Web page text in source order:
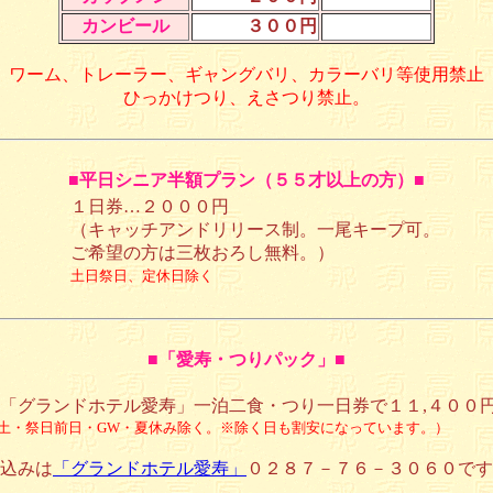
カンビール
３００円
ワーム、トレーラー、ギャングバリ、カラーバリ等使用禁止
ひっかけつり、えさつり禁止。
■平日シニア半額プラン（５５才以上の方）■
１日券…２０００円
（キャッチアンドリリース制。一尾キープ可。
ご希望の方は三枚おろし無料。）
土日祭日、定休日除く
■ 「愛寿・つりパック」 ■
ランドホテル愛寿」一泊二食・つり一日券で１１,４００
・祭日前日・GW・夏休み除く。※除く日も割安になっています。）
みは 「グランドホテル愛寿」 ０２８７－７６－３０６０で